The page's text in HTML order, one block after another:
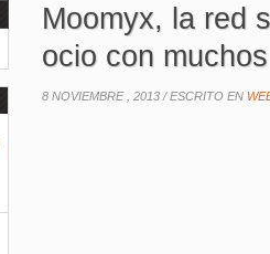
Moomyx, la red
ocio con
8 NOVIEMBRE , 2013 /ESCRITO EN